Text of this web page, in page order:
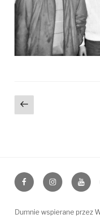
Nawigacja
postrona
https:// Instagram
Dumnie wspierane przez